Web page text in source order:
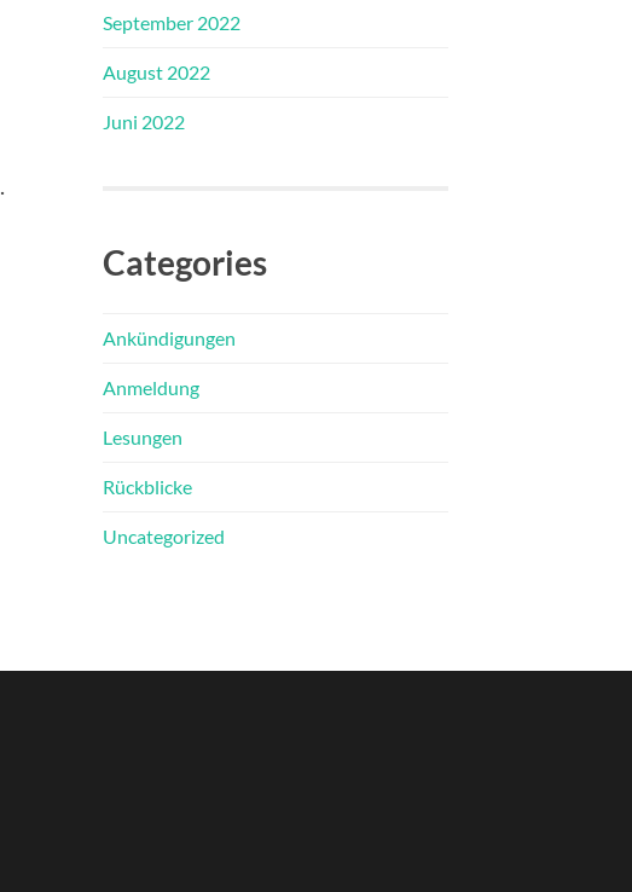
September 2022
August 2022
Juni 2022
Categories
Ankündigungen
Anmeldung
Lesungen
Rückblicke
Uncategorized